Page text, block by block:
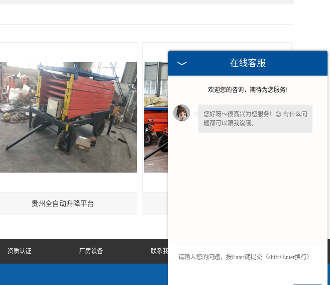
贵州全自动升降平台
资质认证 厂房设备 联系我们
在线客服
欢迎您的咨询，期待为您服务!
您好呀～很高兴为您服务！😊 有什么问
题都可以跟我说哦。